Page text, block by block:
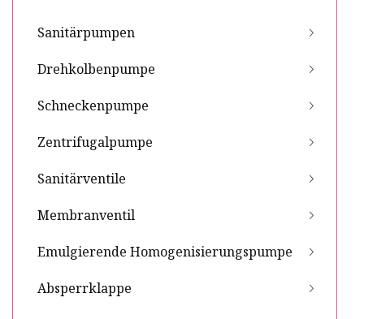
Sanitärpumpen
Drehkolbenpumpe
Schneckenpumpe
Zentrifugalpumpe
Sanitärventile
Membranventil
Emulgierende Homogenisierungspumpe
Absperrklappe